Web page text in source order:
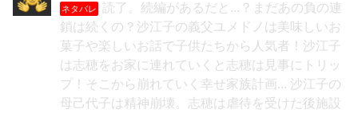
ネタバレ
読了。続編があるだと...？まだあの負の連
鎖は続くの？沙江子の義父ユメドノは美味しいお
菓子や楽しいお話で子供たちから人気者！沙江子
は志穂をお家に連れていくと志穂は見事にトリッ
プ！そこから崩れていく幸せ家族計画... 沙江子の
母己代子は精神崩壊。志穂は虐待を受けた後施設